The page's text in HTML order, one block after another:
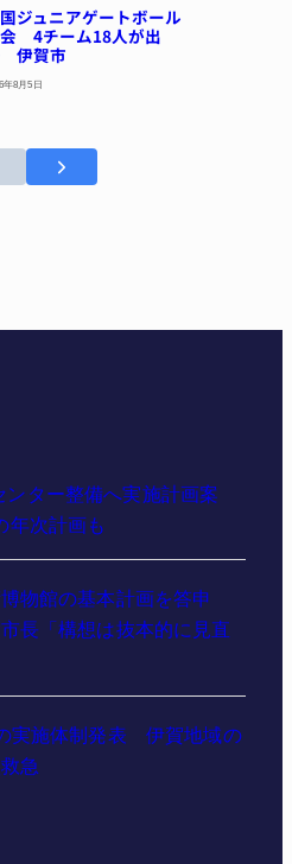
ジュニアゲートボール
4チーム18人が出
伊賀市
年8月5日
ンター整備へ実施計画案
年次計画も
物館の基本計画を答申
長「構想は抜本的に見直
実施体制発表 伊賀地域の
急